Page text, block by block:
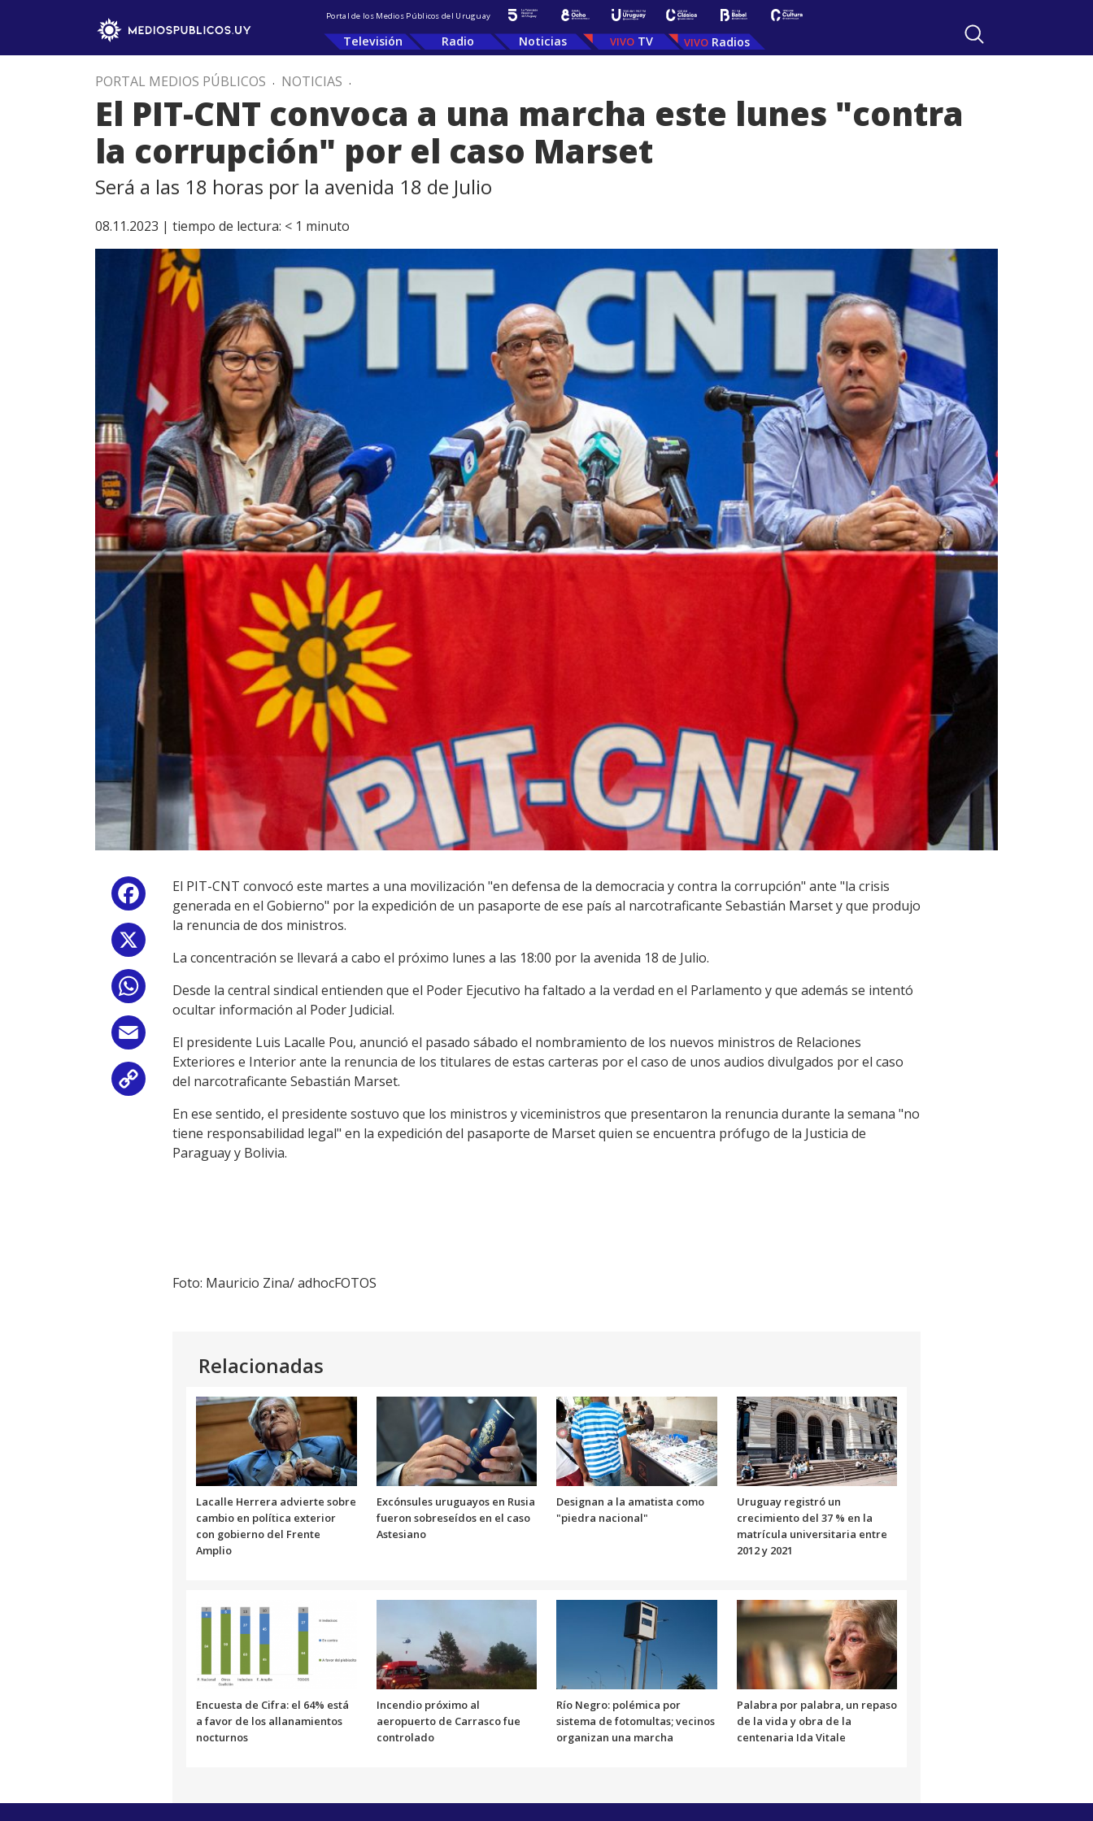
Portal de los Medios Públicos del Uruguay
Televisión Radio Noticias TV Radios
PORTAL MEDIOS PÚBLICOS . NOTICIAS .
El PIT-CNT convoca a una marcha este lunes "contra
la corrupción" por el caso Marset
Será a las 18 horas por la avenida 18 de Julio
08.11.2023 | tiempo de lectura: < 1 minuto
Facebook
WhatsApp
Email
Copy
Link
El PIT-CNT convocó este martes a una movilización "en defensa de la democracia y contra la corrupción" ante "la crisis
generada en el Gobierno" por la expedición de un pasaporte de ese país al narcotraficante Sebastián Marset y que produjo
la renuncia de dos ministros.
La concentración se llevará a cabo el próximo lunes a las 18:00 por la avenida 18 de Julio.
Desde la central sindical entienden que el Poder Ejecutivo ha faltado a la verdad en el Parlamento y que además se intentó
ocultar información al Poder Judicial.
El presidente Luis Lacalle Pou, anunció el pasado sábado el nombramiento de los nuevos ministros de Relaciones
Exteriores e Interior ante la renuncia de los titulares de estas carteras por el caso de unos audios divulgados por el caso
del narcotraficante Sebastián Marset.
En ese sentido, el presidente sostuvo que los ministros y viceministros que presentaron la renuncia durante la semana "no
tiene responsabilidad legal" en la expedición del pasaporte de Marset quien se encuentra prófugo de la Justicia de
Paraguay y Bolivia.
Foto: Mauricio Zina/ adhocFOTOS
Relacionadas
Lacalle Herrera advierte sobre
cambio en política exterior
con gobierno del Frente
Amplio
Excónsules uruguayos en Rusia
fueron sobreseídos en el caso
Astesiano
Designan a la amatista como
"piedra nacional"
Uruguay registró un
crecimiento del 37 % en la
matrícula universitaria entre
2012 y 2021
Encuesta de Cifra: el 64% está
a favor de los allanamientos
nocturnos
Incendio próximo al
aeropuerto de Carrasco fue
controlado
Río Negro: polémica por
sistema de fotomultas; vecinos
organizan una marcha
Palabra por palabra, un repaso
de la vida y obra de la
centenaria Ida Vitale